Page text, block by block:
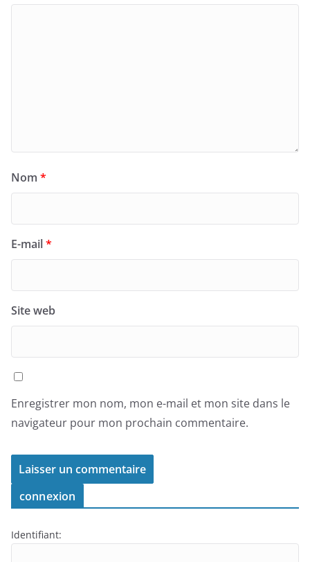
Nom *
E-mail*
Site web
Enregistrer mon nom, mon e-mail et mon site dans le
navigateur pour mon prochain commentaire.
connexion
Identifiant: